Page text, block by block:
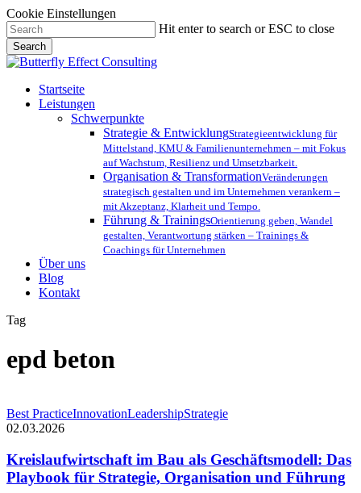
Cookie Einstellungen
Skip
to
main
content
Hit enter to search or ESC to close
Search
Close
Menu
Startseite
Leistungen
Schwerpunkte
Strategie & EntwicklungStrategieentwicklung für
Mittelstand, KMU & Familienunternehmen – mit Fokus
auf Wachstum, Resilienz und Umsetzbarkeit.
Organisation & TransformationVeränderungen
strategisch gestalten und im Unternehmen verankern –
mit Akzeptanz, Klarheit und Tempo.
Führung & TrainingsOrientierung geben, Wandel
gestalten, Verantwortung stärken – Trainings &
Coachings für Unternehmen
Über uns
Blog
Kontakt
Tag
epd beton
Kreislaufwirtschaft
im
als
Geschäftsmodell:
Das
Best PracticeInnovationLeadershipStrategie
02.03.2026
Kreislaufwirtschaft im Bau als Geschäftsmodell: Das
Playbook für Strategie, Organisation und Führung